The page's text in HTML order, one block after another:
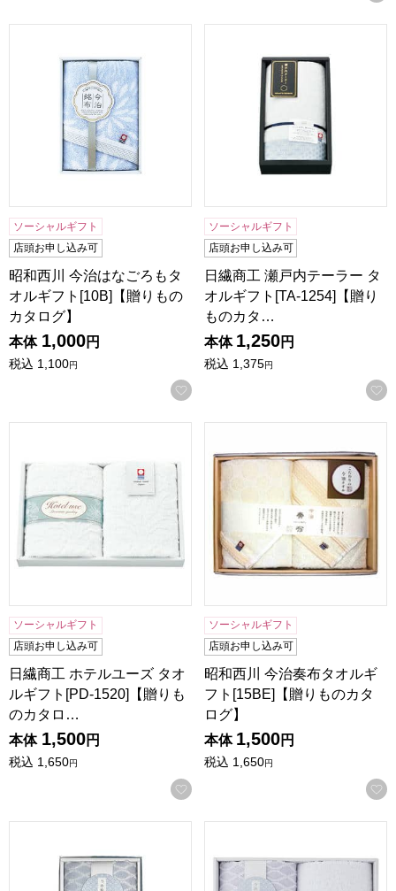
ソーシャルギフト
店頭お申し込み可
昭和西川 今治はなごろもタ
オルギフト[10B]【贈りもの
カタログ】
本体 1,000円
税込 1,100円
お気に入りに登録する
ソーシャルギフト
店頭お申し込み可
日繊商工 瀬戸内テーラー タ
オルギフト[TA-1254]【贈り
ものカタ…
本体 1,250円
税込 1,375円
ソーシャルギフト
店頭お申し込み可
日繊商工 ホテルユーズ タオ
ルギフト[PD-1520]【贈りも
のカタロ…
本体 1,500円
税込 1,650円
お気に入りに登録する
ソーシャルギフト
店頭お申し込み可
昭和西川 今治奏布タオルギ
フト[15BE]【贈りものカタ
ログ】
本体 1,500円
税込 1,650円